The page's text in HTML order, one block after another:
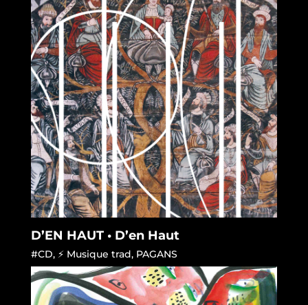
D’EN HAUT • D’en Haut
#CD, ⚡ Musique trad, PAGANS